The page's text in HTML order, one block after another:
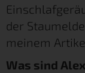
der
meinem
Was sind